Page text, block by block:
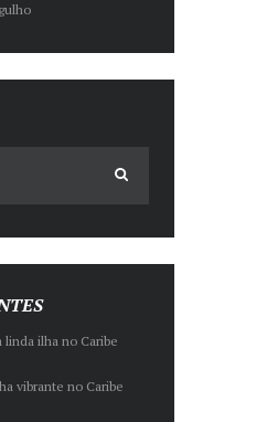
ilha no Caribe
vibrante no Caribe